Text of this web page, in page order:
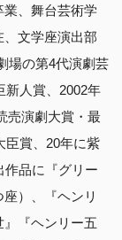
業、舞台芸術学
文学座演出部
場の第4代演劇芸
新人賞、2002年
売演劇大賞・最
臣賞、20年に紫
作品に『グリー
）、『ヘンリ
『ヘンリー五